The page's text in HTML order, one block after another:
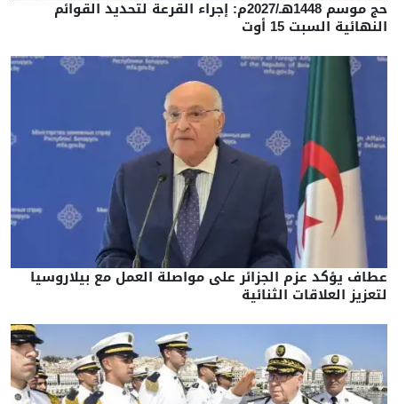
حج موسم 1448هـ/2027م: إجراء القرعة لتحديد القوائم
النهائية السبت 15 أوت
عطاف يؤكد عزم الجزائر على مواصلة العمل مع بيلاروسيا
لتعزيز العلاقات الثنائية